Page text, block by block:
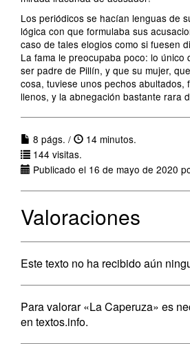
Los periódicos se hacían lenguas de
lógica con que formulaba sus
caso de tales elogios como si fuesen
La fama le preocupaba poco: lo
ser padre de Pillín, y que su mujer,
cosa, tuviese unos pechos abultados,
llenos, y la abnegación bastante rara
8 págs. /
14 minutos.
144 visitas.
Publicado el 16 de mayo de 2020
Valoraciones
Este texto no ha recibido aún
Para valorar «La Caperuza» es
en textos.info.